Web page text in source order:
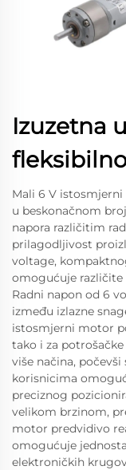
Izuzetna
Mali 6 V
u beskonačnom
napora različitim
prilagodljivost
voltage,
omogućuje različite
Radni napon od 6
između izlazne
istosmjerni motor
tako i za
više načina,
korisnicima
preciznog
velikom brzinom,
motor predvidivo
omogućuje
elektroničkih